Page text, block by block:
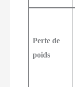
Perte de
poids